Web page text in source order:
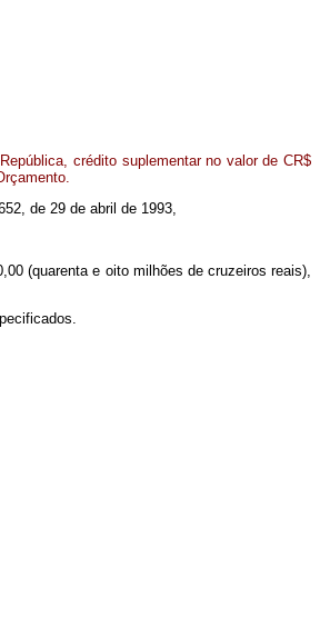
crédito suplementar no valor de CR$
de 29 de abril de 1993,
(quarenta e oito milhões de cruzeiros reais),